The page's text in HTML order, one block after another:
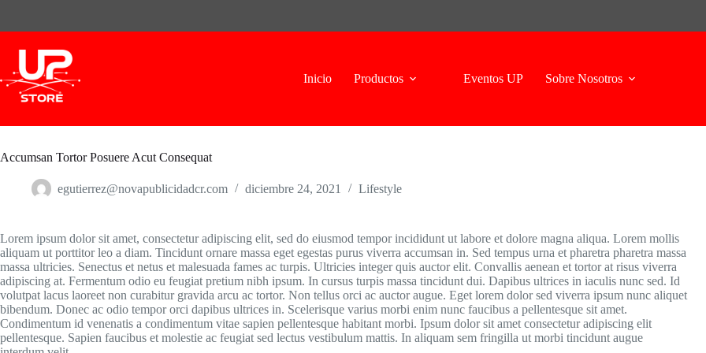
content
Inicio Productos Eventos UP Sobre Nosotros
Accumsan Tortor Posuere Acut Consequat
egutierrez@novapublicidadcr.com diciembre 24, 2021 Lifestyle
Lorem ipsum dolor sit amet, consectetur adipiscing elit, sed do eiusmod tempor incididunt ut labore et dolore magna aliqua. Lorem mollis
aliquam ut porttitor leo a diam. Tincidunt ornare massa eget egestas purus viverra accumsan in. Sed tempus urna et pharetra pharetra massa
massa ultricies. Senectus et netus et malesuada fames ac turpis. Ultricies integer quis auctor elit. Convallis aenean et tortor at risus viverra
adipiscing at. Fermentum odio eu feugiat pretium nibh ipsum. In cursus turpis massa tincidunt dui. Dapibus ultrices in iaculis nunc sed. Id
volutpat lacus laoreet non curabitur gravida arcu ac tortor. Non tellus orci ac auctor augue. Eget lorem dolor sed viverra ipsum nunc aliquet
bibendum. Donec ac odio tempor orci dapibus ultrices in. Scelerisque varius morbi enim nunc faucibus a pellentesque sit amet.
Condimentum id venenatis a condimentum vitae sapien pellentesque habitant morbi. Ipsum dolor sit amet consectetur adipiscing elit
pellentesque. Sapien faucibus et molestie ac feugiat sed lectus vestibulum mattis. In aliquam sem fringilla ut morbi tincidunt augue